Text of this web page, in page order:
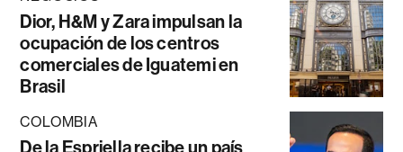
Dior, H&M y Zara impulsan la
ocupación de los centros
comerciales de Iguatemi en
Brasil
COLOMBIA
De la Espriella recibe un país